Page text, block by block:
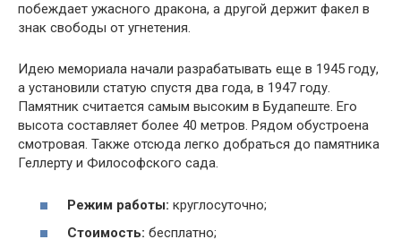
побеждает ужасного дракона, а другой держит факел в
знак свободы от угнетения.
Идею мемориала начали разрабатывать еще в 1945 году,
а установили статую спустя два года, в 1947 году.
Памятник считается самым высоким в Будапеште. Его
высота составляет более 40 метров. Рядом обустроена
смотровая. Также отсюда легко добраться до памятника
Геллерту и Философского сада.
Режим работы: круглосуточно;
Стоимость: бесплатно;